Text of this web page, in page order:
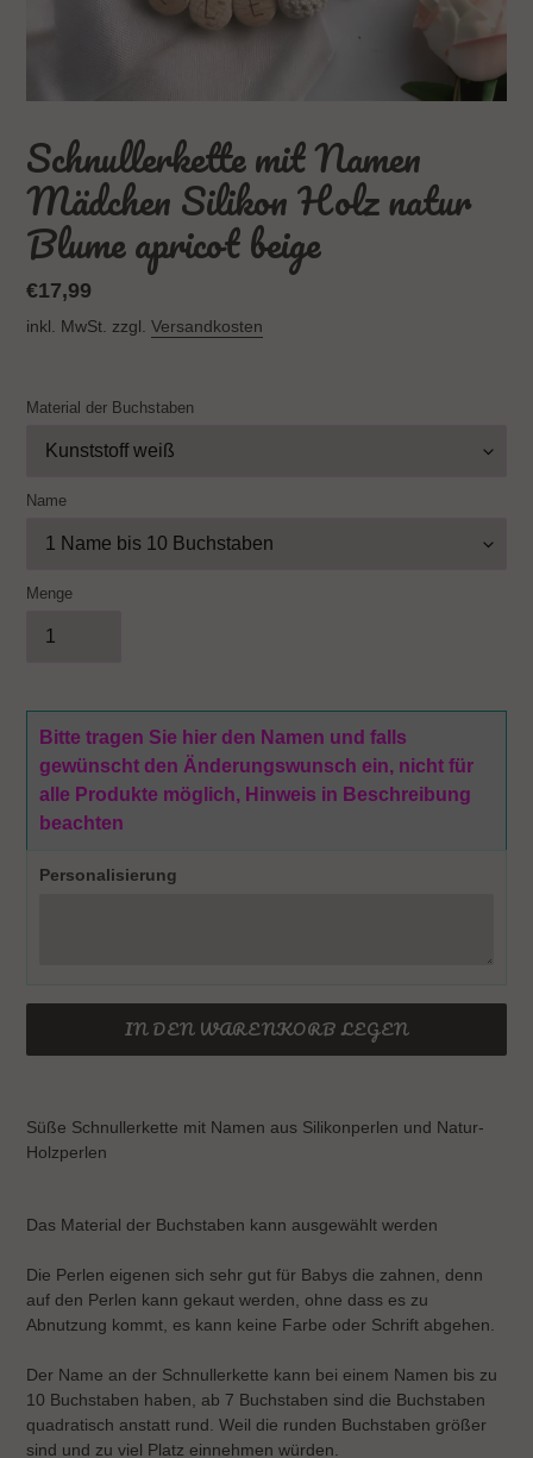
Schnullerkette mit Namen
Mädchen Silikon Holz natur
Blume apricot beige
Normaler
Preis
€17,99
inkl. MwSt. zzgl. Versandkosten
Material der Buchstaben
Name
Menge
Bitte tragen Sie hier den Namen und falls
gewünscht den Änderungswunsch ein, nicht für
alle Produkte möglich, Hinweis in Beschreibung
beachten
Personalisierung
IN DEN WARENKORB LEGEN
zum
Warenkorb
Süße Schnullerkette mit Namen aus Silikonperlen und Natur-
Holzperlen
Das Material der Buchstaben kann ausgewählt werden
Die Perlen eigenen sich sehr gut für Babys die zahnen, denn
auf den Perlen kann gekaut werden, ohne dass es zu
Abnutzung kommt, es kann keine Farbe oder Schrift abgehen.
Der Name an der Schnullerkette kann bei einem Namen bis zu
10 Buchstaben haben, ab 7 Buchstaben sind die Buchstaben
quadratisch anstatt rund. Weil die runden Buchstaben größer
sind und zu viel Platz einnehmen würden.